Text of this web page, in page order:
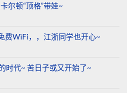
尔顿“顶格”带娃~
费WiFi，，江浙同学也开心~
时代~ 苦日子或又开始了~